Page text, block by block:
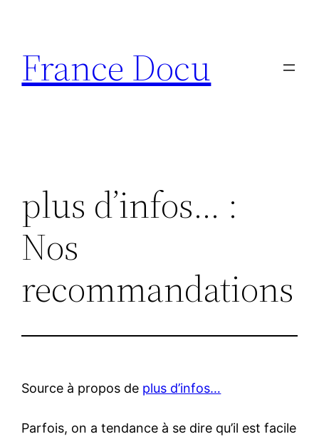
contenu
France Docu
plus d’infos… :
Nos
recommandations
Source à propos de plus d’infos…
Parfois, on a tendance à se dire qu’il est facile